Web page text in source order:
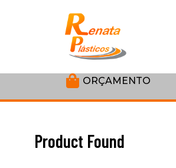
ORÇAMENTO
Product Found